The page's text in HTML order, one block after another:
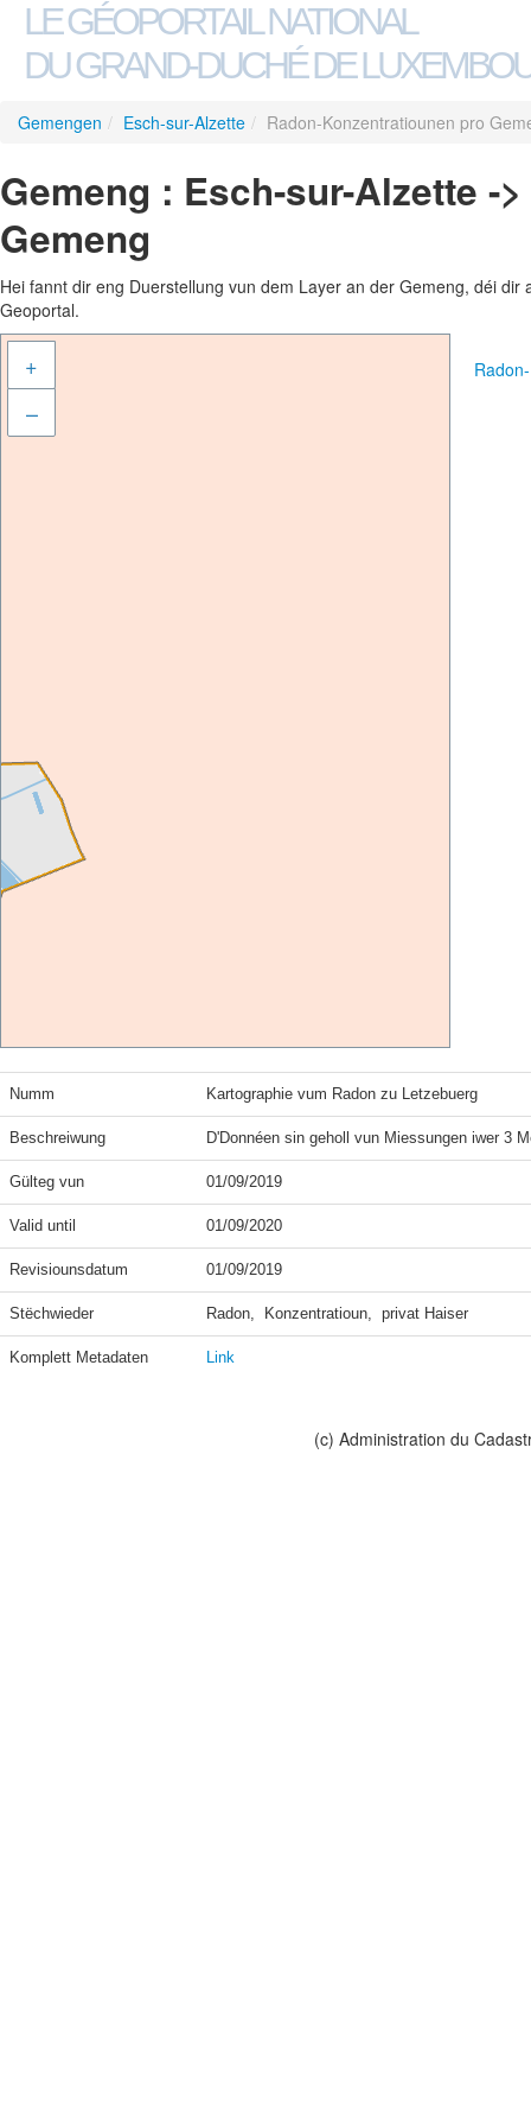
LE GÉOPORTAIL NATIONAL
DU GRAND-DUCHÉ DE
Gemengen / Esch-sur-Alzette / Radon-Konzentratiounen pro
Gemeng : Esch-sur-Alzette -
Gemeng
Hei fannt dir eng Duerstellung vun dem Layer an der Gemeng, déi
Geoportal.
+
–
Numm Kartographie vum Radon zu Letzebuerg
Beschreiwung D'Donnéen sin geholl vun Miessungen iwer 3
Gülteg vun 01/09/2019
Valid until 01/09/2020
Revisiounsdatum 01/09/2019
Stëchwieder Radon,  Konzentratioun,  privat Haiser
Komplett Metadaten Link
(c) Administration du